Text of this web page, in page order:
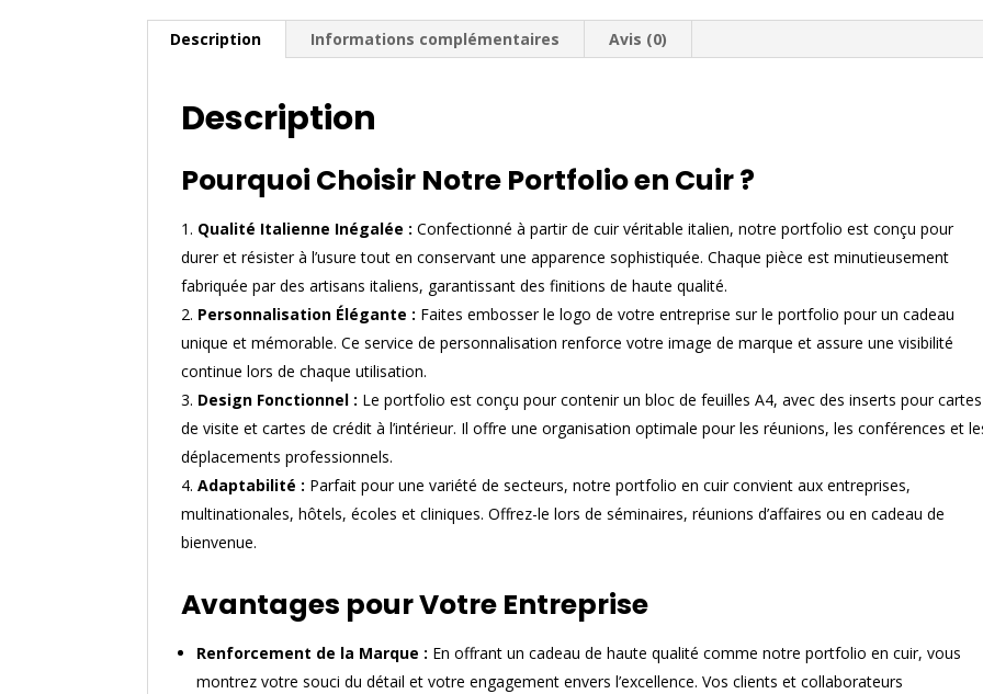
Description Informations complémentaires Avis (0)
Description
Pourquoi Choisir Notre Portfolio en Cuir ?
Qualité Italienne Inégalée : Confectionné à partir de cuir véritable italien, notre portfolio est conçu pour
durer et résister à l’usure tout en conservant une apparence sophistiquée. Chaque pièce est minutieusement
fabriquée par des artisans italiens, garantissant des finitions de haute qualité.
Personnalisation Élégante : Faites embosser le logo de votre entreprise sur le portfolio pour un cadeau
unique et mémorable. Ce service de personnalisation renforce votre image de marque et assure une visibilité
continue lors de chaque utilisation.
Design Fonctionnel : Le portfolio est conçu pour contenir un bloc de feuilles A4, avec des inserts pour cartes
de visite et cartes de crédit à l’intérieur. Il offre une organisation optimale pour les réunions, les conférences et
déplacements professionnels.
Adaptabilité : Parfait pour une variété de secteurs, notre portfolio en cuir convient aux entreprises,
multinationales, hôtels, écoles et cliniques. Offrez-le lors de séminaires, réunions d’affaires ou en cadeau de
bienvenue.
Avantages pour Votre Entreprise
Renforcement de la Marque : En offrant un cadeau de haute qualité comme notre portfolio en cuir, vous
montrez votre souci du détail et votre engagement envers l’excellence. Vos clients et collaborateurs